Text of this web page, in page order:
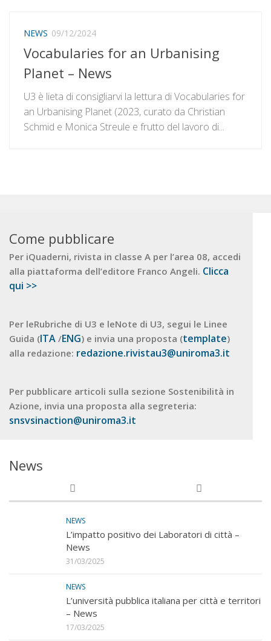
NEWS 09/12/2024
Vocabularies for an Urbanising
Planet – News
U3 è lieta di consigliarvi la lettura di Vocabularies for
an Urbanising Planet (2023, curato da Christian
Schmid e Monica Streule e frutto del lavoro di...
Come pubblicare
Per iQuaderni, rivista in classe A per l’area 08, accedi
alla piattaforma dell’editore Franco Angeli. Clicca
qui >>
Per leRubriche di U3 e leNote di U3, segui le Linee
Guida (ITA /ENG) e invia una proposta (template)
alla redazione: redazione.rivistau3@uniroma3.it
Per pubblicare articoli sulla sezione Sostenibilità in
Azione, invia una proposta alla segreteria:
snsvsinaction@uniroma3.it
News
NEWS
L’impatto positivo dei Laboratori di città –
News
31/03/2025
NEWS
L’università pubblica italiana per città e territori
– News
17/03/2025